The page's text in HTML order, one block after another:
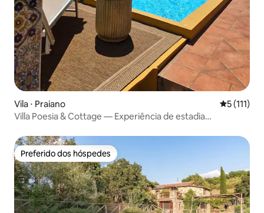
Vila ⋅ Praiano 5 de uma
5 (111)
Villa Poesia & Cottage — Experiência de estadia
Preferido dos hóspedes
Preferido dos hóspedes